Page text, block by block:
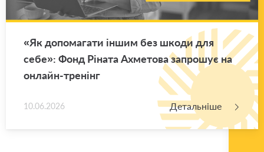
«Як до­по­ма­га­ти іншим без шкоди для
себе»: Фонд Рі­на­та Ахме­то­ва за­про­шує на
он­лайн-тре­нінг
10.06.2026 Детальніше